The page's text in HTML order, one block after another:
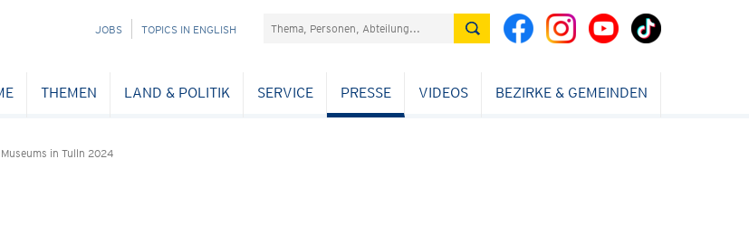
NAVIGATION
JOBS TOPICS IN ENGLISH Suchefeld
THEMEN LAND & POLITIK SERVICE PRESSE VIDEOS BEZIRKE & GEMEINDEN
in Tulln 2024